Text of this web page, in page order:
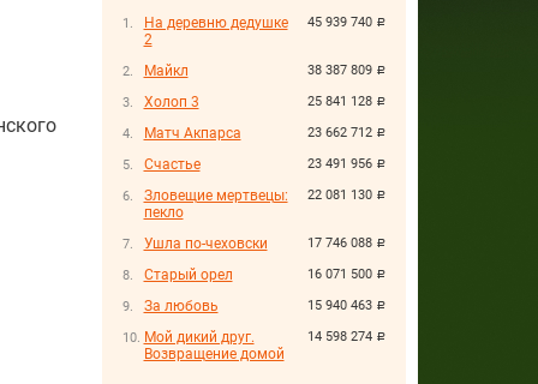
45 939 740 руб.
На деревню дедушке
2
38 387 809 руб.
Майкл
25 841 128 руб.
Холоп 3
23 662 712 руб.
Матч Акпарса
23 491 956 руб.
Счастье
22 081 130 руб.
Зловещие мертвецы:
пекло
17 746 088 руб.
Ушла по-чеховски
16 071 500 руб.
Старый орел
15 940 463 руб.
За любовь
14 598 274 руб.
Мой дикий друг.
Возвращение домой